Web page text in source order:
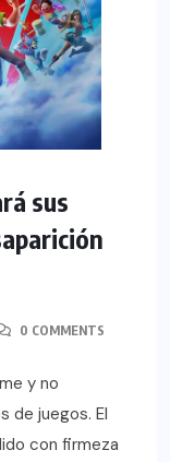
sus
0 COMMENTS
y no
de juegos. El
con firmeza